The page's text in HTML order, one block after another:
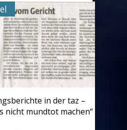
in der taz –
nicht mundtot machen“